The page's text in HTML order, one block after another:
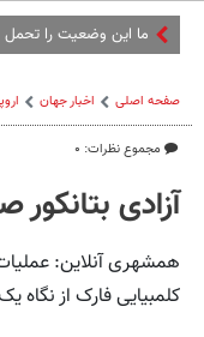
ما این وضعیت را تحمل
صفحه اصلی اخبار جهان
مجموع نظرات: ۰
آزادی
همشهری آنلاین:
کلمبیایی فارک از